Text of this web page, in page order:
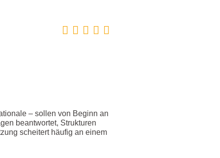
– sollen von Beginn an
beantwortet, Strukturen
scheitert häufig an einem